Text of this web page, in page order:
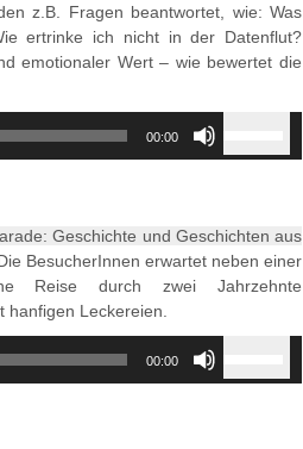
z.B. Fragen beantwortet, wie: Was
ertrinke ich nicht in der Datenflut?
emotionaler Wert – wie bewertet die
00:00
increase
or
decrease
Geschichte und Geschichten aus
BesucherInnen erwartet neben einer
Reise durch zwei Jahrzehnte
Leckereien.
00:00